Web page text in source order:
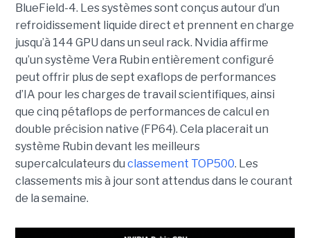
BlueField-4. Les systèmes sont conçus autour d’un
refroidissement liquide direct et prennent en charge
jusqu’à 144 GPU dans un seul rack. Nvidia affirme
qu’un système Vera Rubin entièrement configuré
peut offrir plus de sept exaflops de performances
d’IA pour les charges de travail scientifiques, ainsi
que cinq pétaflops de performances de calcul en
double précision native (FP64). Cela placerait un
système Rubin devant les meilleurs
supercalculateurs du classement TOP500. Les
classements mis à jour sont attendus dans le courant
de la semaine.